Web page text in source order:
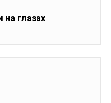
на глазах